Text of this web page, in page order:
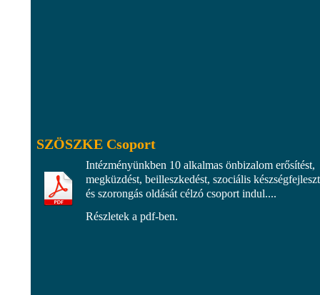
SZÖSZKE Csoport
Intézményünkben 10 alkalmas önbizalom erősítést,
megküzdést, beilleszkedést, szociális
és szorongás oldását célzó csoport indul....
Részletek a pdf-ben.